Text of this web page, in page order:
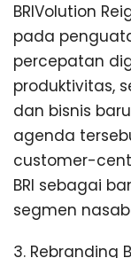
BRIVolution
pada
percepatan
produktivitas,
dan bisnis
agenda
customer-
BRI sebagai
segmen
3. Rebranding